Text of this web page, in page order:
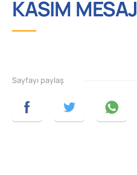
KASIM MESAJI
Sayfayı paylaş